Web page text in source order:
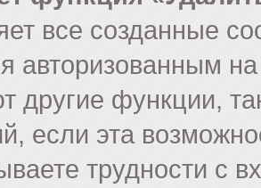
все созданные
авторизованным
другие функции,
если эта
трудности с